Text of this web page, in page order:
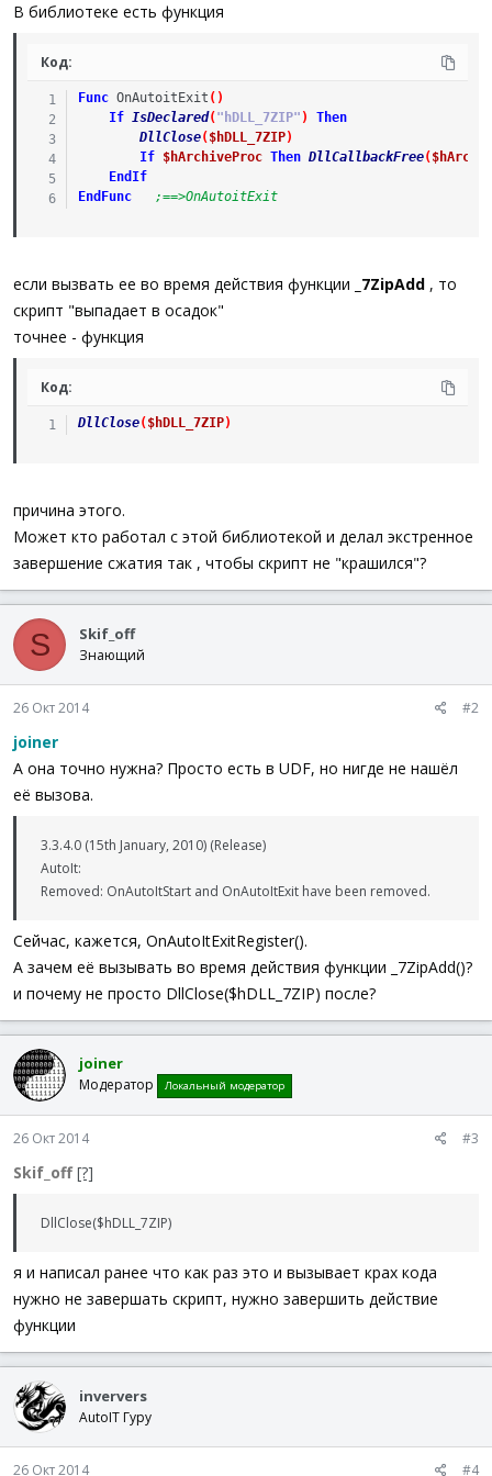
а
В библиотеке есть функция
Код:
Func OnAutoitExit ( )
If IsDeclared( "hDLL_7ZIP" )
Then
DllClose( $hDLL_7ZIP)
If
$hArchiveProc Then DllCallbackFree(
EndIf
EndFunc
;==>OnAutoitExit
если вызвать ее во время действия функции _7ZipAdd , то
скрипт "выпадает в осадок"
точнее - функция
Код:
DllClose( $hDLL_7ZIP)
причина этого.
Может кто работал с этой библиотекой и делал экстренное
завершение сжатия так , чтобы скрипт не "крашился"?
S Skif_off
Знающий
26 Окт 2014 #2
joiner
А она точно нужна? Просто есть в UDF, но нигде не нашёл
её вызова.
3.3.4.0 (15th January, 2010) (Release)
AutoIt:
Removed: OnAutoItStart and OnAutoItExit have been removed.
Сейчас, кажется, OnAutoItExitRegister().
А зачем её вызывать во время действия функции _7ZipAdd()?
и почему не просто DllClose($hDLL_7ZIP) после?
joiner
Модератор Локальный модератор
26 Окт 2014 #3
Skif_off [?]
DllClose($hDLL_7ZIP)
я и написал ранее что как раз это и вызывает крах кода
нужно не завершать скрипт, нужно завершить действие
функции
inververs
AutoIT Гуру
26 Окт 2014 #4